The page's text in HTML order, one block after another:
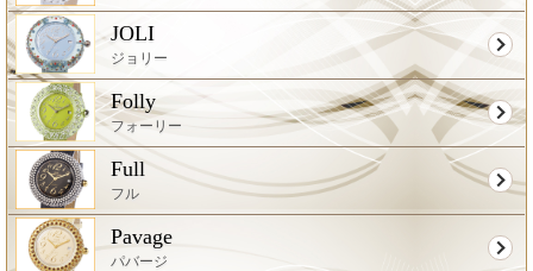
JOLI
ジョリー
Folly
フォーリー
Full
フル
Pavage
パバージ